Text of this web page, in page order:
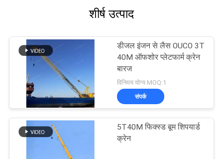
शीर्ष उत्पाद
डीजल इंजन से लैस OUCO 3T
40M ऑफशोर प्लेटफार्म क्रेन
बारज
विनिमय योग्य MOQ:1
संपर्क
5T40M फिक्स्ड बूम शिपयार्ड
क्रेन